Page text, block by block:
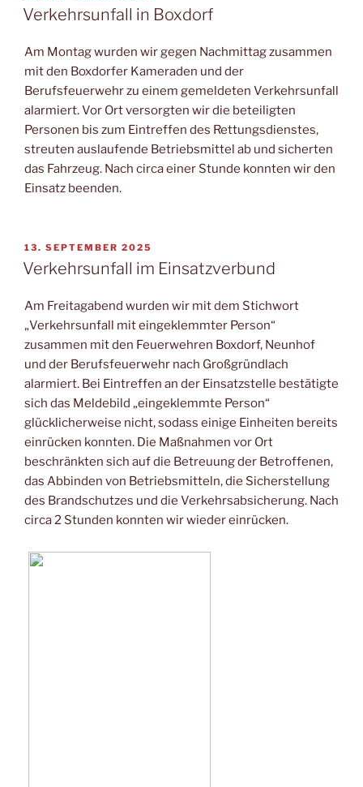
AM
Verkehrsunfall in Boxdorf
Am Montag wurden wir gegen Nachmittag zusammen
mit den Boxdorfer Kameraden und der
Berufsfeuerwehr zu einem gemeldeten Verkehrsunfall
alarmiert. Vor Ort versorgten wir die beteiligten
Personen bis zum Eintreffen des Rettungsdienstes,
streuten auslaufende Betriebsmittel ab und sicherten
das Fahrzeug. Nach circa einer Stunde konnten wir den
Einsatz beenden.
VERÖFFENTLICHT
AM
13. SEPTEMBER 2025
Verkehrsunfall im Einsatzverbund
Am Freitagabend wurden wir mit dem Stichwort
„Verkehrsunfall mit eingeklemmter Person“
zusammen mit den Feuerwehren Boxdorf, Neunhof
und der Berufsfeuerwehr nach Großgründlach
alarmiert. Bei Eintreffen an der Einsatzstelle bestätigte
sich das Meldebild „eingeklemmte Person“
glücklicherweise nicht, sodass einige Einheiten bereits
einrücken konnten. Die Maßnahmen vor Ort
beschränkten sich auf die Betreuung der Betroffenen,
das Abbinden von Betriebsmitteln, die Sicherstellung
des Brandschutzes und die Verkehrsabsicherung. Nach
circa 2 Stunden konnten wir wieder einrücken.